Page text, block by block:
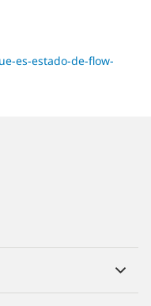
es-estado-de-flow-